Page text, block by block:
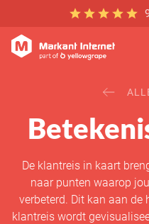
De klantreis in kaart
naar punten waarop
verbeterd. Dit kan aan de
klantreis wordt